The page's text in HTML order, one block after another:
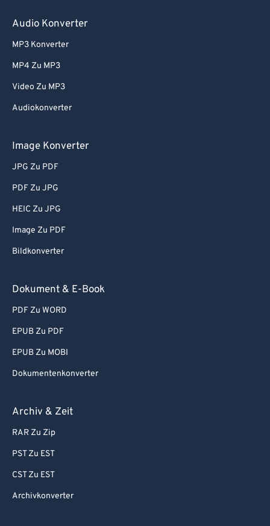
Audio Konverter
MP3 Konverter
MP4 Zu MP3
Video Zu MP3
Audiokonverter
Image Konverter
JPG Zu PDF
PDF Zu JPG
HEIC Zu JPG
Image Zu PDF
Bildkonverter
Dokument & E-Book
PDF Zu WORD
EPUB Zu PDF
EPUB Zu MOBI
Dokumentenkonverter
Archiv & Zeit
RAR Zu Zip
PST Zu EST
CST Zu EST
Archivkonverter